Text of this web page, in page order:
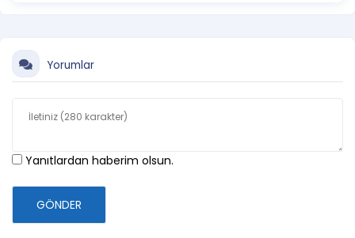
Yorumlar
Yanıtlardan haberim olsun.
GÖNDER